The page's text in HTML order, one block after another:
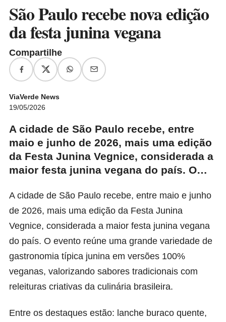
São Paulo recebe nova edição
da festa junina vegana
Compartilhe
ViaVerde News
19/05/2026
A cidade de São Paulo recebe, entre
maio e junho de 2026, mais uma edição
da Festa Junina Vegnice, considerada a
maior festa junina vegana do país. O…
A cidade de São Paulo recebe, entre maio e junho
de 2026, mais uma edição da Festa Junina
Vegnice, considerada a maior festa junina vegana
do país. O evento reúne uma grande variedade de
gastronomia típica junina em versões 100%
veganas, valorizando sabores tradicionais com
releituras criativas da culinária brasileira.
Entre os destaques estão: lanche buraco quente,